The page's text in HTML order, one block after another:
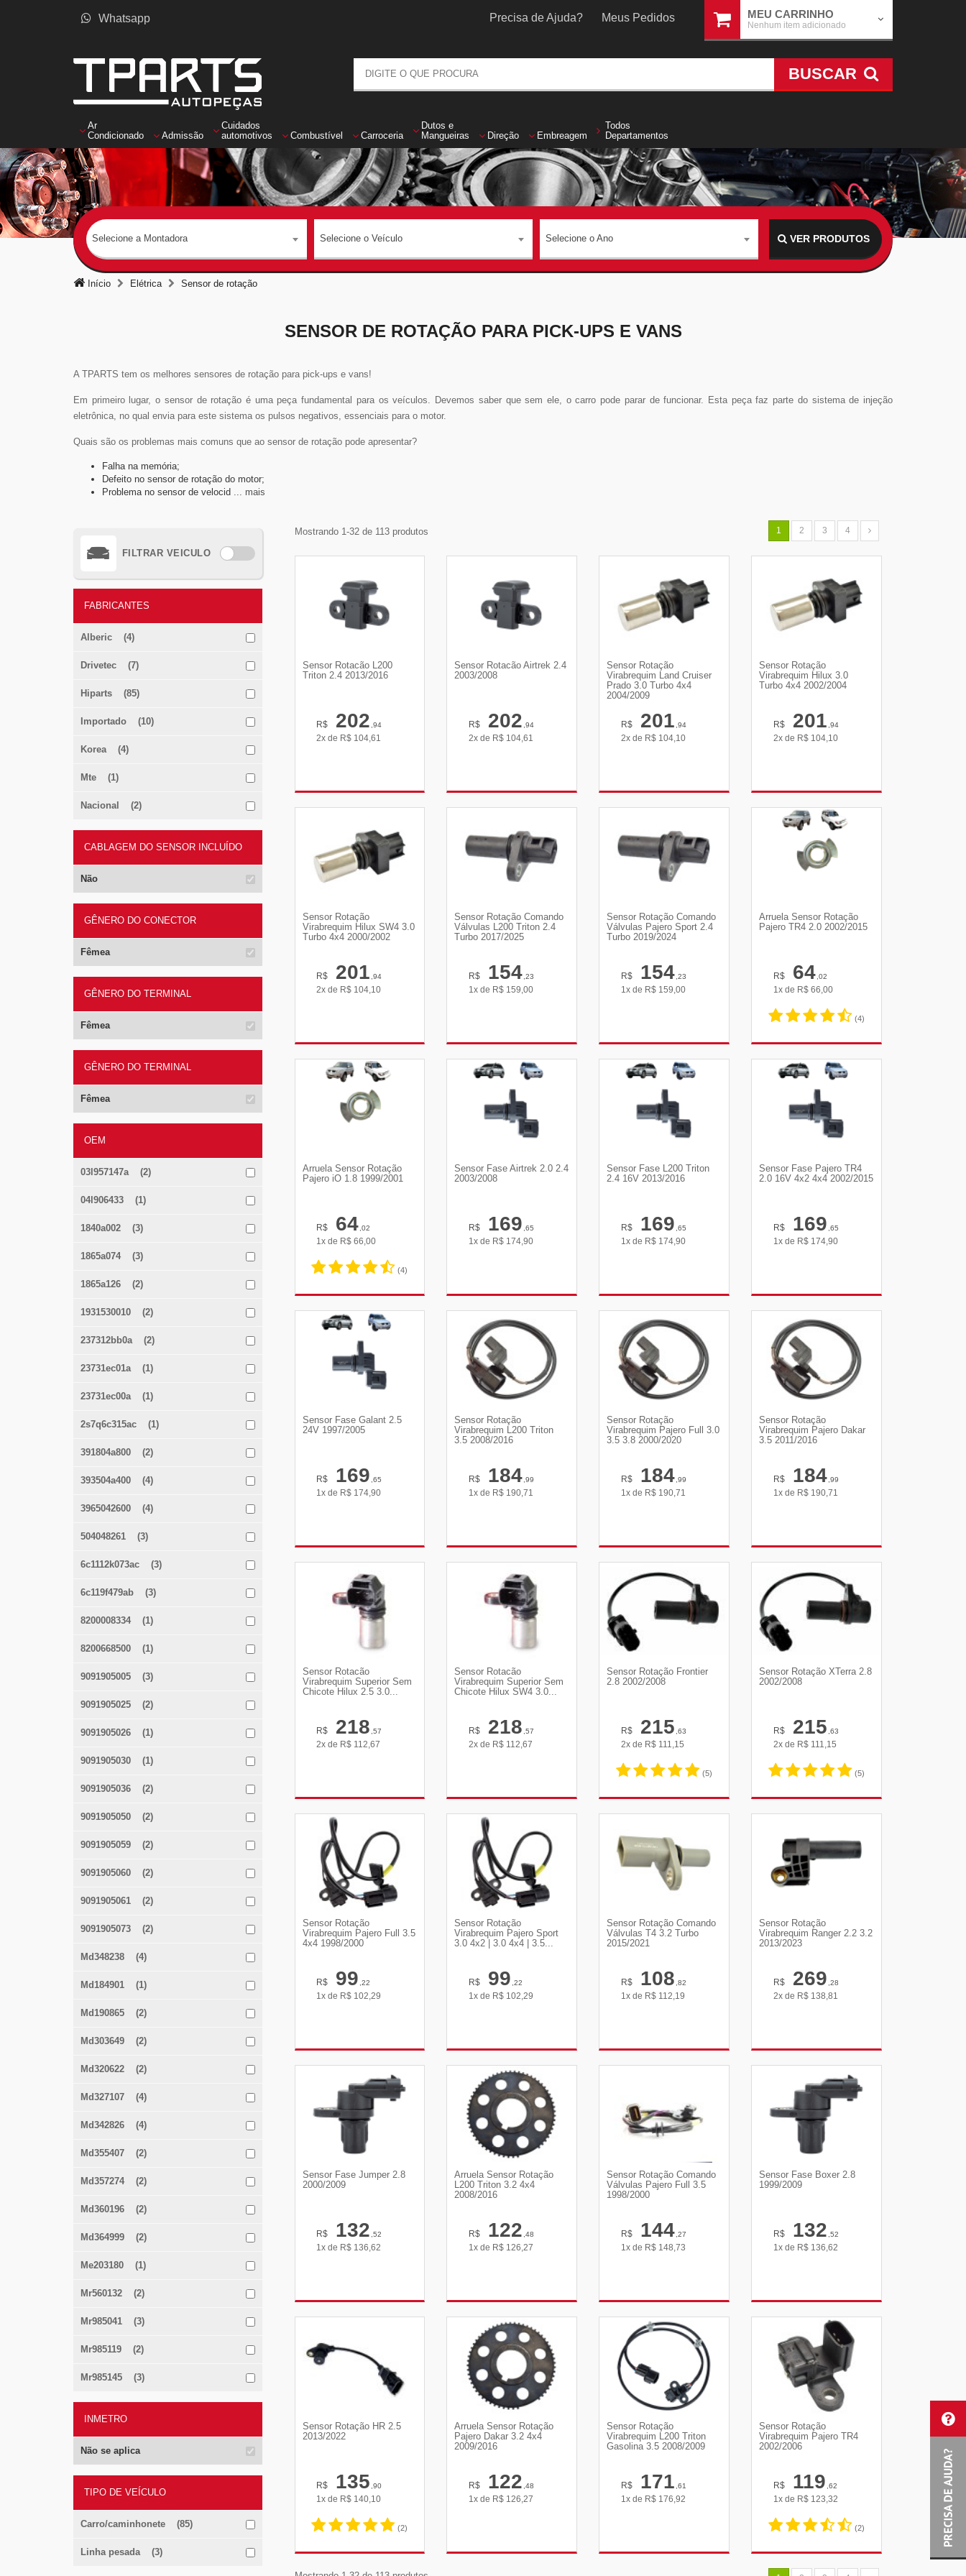
Whatsapp Precisa de Ajuda? Meus Pedidos MEU CARRINHO
Nenhum item adicionado
BUSCAR
Ar
Condicionado
Admissão
Cuidados
automotivos
Combustível Carroceria
Dutos e
Mangueiras
Direção Embreagem
Todos
Departamentos
Selecione a Montadora Selecione o Veículo Selecione o Ano VER PRODUTOS
Início Elétrica Sensor de rotação
SENSOR DE ROTAÇÃO PARA PICK-UPS E VANS
A TPARTS tem os melhores sensores de rotação para pick-ups e vans!
Em primeiro lugar, o sensor de rotação é uma peça fundamental para os veículos. Devemos saber que sem ele, o carro pode parar de funcionar. Esta peça faz parte do sistema de injeção
eletrônica, no qual envia para este sistema os pulsos negativos, essenciais para o motor.
Quais são os problemas mais comuns que ao sensor de rotação pode apresentar?
Falha na memória;
Defeito no sensor de rotação do motor;
Problema no sensor de velocid ... mais
FILTRAR VEICULO
FABRICANTES
Alberic (4)
Drivetec (7)
Hiparts (85)
Importado (10)
Korea (4)
Mte (1)
Nacional (2)
CABLAGEM DO SENSOR INCLUÍDO
Não
GÊNERO DO CONECTOR
Fêmea
GÊNERO DO TERMINAL
Fêmea
GÊNERO DO TERMINAL
Fêmea
OEM
03l957147a (2)
04l906433 (1)
1840a002 (3)
1865a074 (3)
1865a126 (2)
1931530010 (2)
237312bb0a (2)
23731ec01a (1)
23731ec00a (1)
2s7q6c315ac (1)
391804a800 (2)
393504a400 (4)
3965042600 (4)
504048261 (3)
6c1112k073ac (3)
6c119f479ab (3)
8200008334 (1)
8200668500 (1)
9091905005 (3)
9091905025 (2)
9091905026 (1)
9091905030 (1)
9091905036 (2)
9091905050 (2)
9091905059 (2)
9091905060 (2)
9091905061 (2)
9091905073 (2)
Md348238 (4)
Md184901 (1)
Md190865 (2)
Md303649 (2)
Md320622 (2)
Md327107 (4)
Md342826 (4)
Md355407 (2)
Md357274 (2)
Md360196 (2)
Md364999 (2)
Me203180 (1)
Mr560132 (2)
Mr985041 (3)
Mr985119 (2)
Mr985145 (3)
INMETRO
Não se aplica
TIPO DE VEÍCULO
Carro/caminhonete (85)
Linha pesada (3)
Mostrando 1-32 de 113 produtos 1 2 3 4
Sensor Rotacão L200
Triton 2.4 2013/2016
R$ 202,94
2x de R$ 104,61
Sensor Rotacão Airtrek 2.4
2003/2008
R$ 202,94
2x de R$ 104,61
Sensor Rotação
Virabrequim Land Cruiser
Prado 3.0 Turbo 4x4
2004/2009
R$ 201,94
2x de R$ 104,10
Sensor Rotação
Virabrequim Hilux 3.0
Turbo 4x4 2002/2004
R$ 201,94
2x de R$ 104,10
Sensor Rotação
Virabrequim Hilux SW4 3.0
Turbo 4x4 2000/2002
R$ 201,94
2x de R$ 104,10
Sensor Rotação Comando
Válvulas L200 Triton 2.4
Turbo 2017/2025
R$ 154,23
1x de R$ 159,00
Sensor Rotação Comando
Válvulas Pajero Sport 2.4
Turbo 2019/2024
R$ 154,23
1x de R$ 159,00
Arruela Sensor Rotação
Pajero TR4 2.0 2002/2015
R$ 64,02
1x de R$ 66,00
(4)
Arruela Sensor Rotação
Pajero iO 1.8 1999/2001
R$ 64,02
1x de R$ 66,00
(4)
Sensor Fase Airtrek 2.0 2.4
2003/2008
R$ 169,65
1x de R$ 174,90
Sensor Fase L200 Triton
2.4 16V 2013/2016
R$ 169,65
1x de R$ 174,90
Sensor Fase Pajero TR4
2.0 16V 4x2 4x4 2002/2015
R$ 169,65
1x de R$ 174,90
Sensor Fase Galant 2.5
24V 1997/2005
R$ 169,65
1x de R$ 174,90
Sensor Rotação
Virabrequim L200 Triton
3.5 2008/2016
R$ 184,99
1x de R$ 190,71
Sensor Rotação
Virabrequim Pajero Full 3.0
3.5 3.8 2000/2020
R$ 184,99
1x de R$ 190,71
Sensor Rotação
Virabrequim Pajero Dakar
3.5 2011/2016
R$ 184,99
1x de R$ 190,71
Sensor Rotacão
Virabrequim Superior Sem
Chicote Hilux 2.5 3.0...
R$ 218,57
2x de R$ 112,67
Sensor Rotacão
Virabrequim Superior Sem
Chicote Hilux SW4 3.0...
R$ 218,57
2x de R$ 112,67
Sensor Rotação Frontier
2.8 2002/2008
R$ 215,63
2x de R$ 111,15
(5)
Sensor Rotação XTerra 2.8
2002/2008
R$ 215,63
2x de R$ 111,15
(5)
Sensor Rotação
Virabrequim Pajero Full 3.5
4x4 1998/2000
R$ 99,22
1x de R$ 102,29
Sensor Rotação
Virabrequim Pajero Sport
3.0 4x2 | 3.0 4x4 | 3.5...
R$ 99,22
1x de R$ 102,29
Sensor Rotação Comando
Válvulas T4 3.2 Turbo
2015/2021
R$ 108,82
1x de R$ 112,19
Sensor Rotação
Virabrequim Ranger 2.2 3.2
2013/2023
R$ 269,28
2x de R$ 138,81
Sensor Fase Jumper 2.8
2000/2009
R$ 132,52
1x de R$ 136,62
Arruela Sensor Rotação
L200 Triton 3.2 4x4
2008/2016
R$ 122,48
1x de R$ 126,27
Sensor Rotação Comando
Válvulas Pajero Full 3.5
1998/2000
R$ 144,27
1x de R$ 148,73
Sensor Fase Boxer 2.8
1999/2009
R$ 132,52
1x de R$ 136,62
Sensor Rotação HR 2.5
2013/2022
R$ 135,90
1x de R$ 140,10
(2)
Arruela Sensor Rotação
Pajero Dakar 3.2 4x4
2009/2016
R$ 122,48
1x de R$ 126,27
Sensor Rotação
Virabrequim L200 Triton
Gasolina 3.5 2008/2009
R$ 171,61
1x de R$ 176,92
Sensor Rotação
Virabrequim Pajero TR4
2002/2006
R$ 119,62
1x de R$ 123,32
(2)